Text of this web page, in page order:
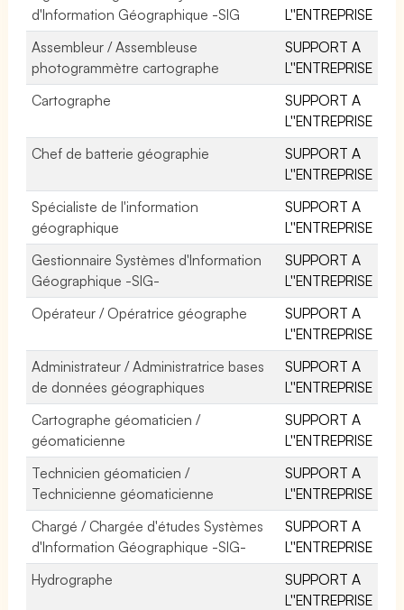
d'Information Géographique -SIG
L''ENTREPRISE
Assembleur / Assembleuse
photogrammètre cartographe
SUPPORT A
L''ENTREPRISE
Cartographe
SUPPORT A
L''ENTREPRISE
Chef de batterie géographie
SUPPORT A
L''ENTREPRISE
Spécialiste de l'information
géographique
SUPPORT A
L''ENTREPRISE
Gestionnaire Systèmes d'Information
Géographique -SIG-
SUPPORT A
L''ENTREPRISE
Opérateur / Opératrice géographe
SUPPORT A
L''ENTREPRISE
Administrateur / Administratrice bases
de données géographiques
SUPPORT A
L''ENTREPRISE
Cartographe géomaticien /
géomaticienne
SUPPORT A
L''ENTREPRISE
Technicien géomaticien /
Technicienne géomaticienne
SUPPORT A
L''ENTREPRISE
Chargé / Chargée d'études Systèmes
d'Information Géographique -SIG-
SUPPORT A
L''ENTREPRISE
Hydrographe
SUPPORT A
L''ENTREPRISE